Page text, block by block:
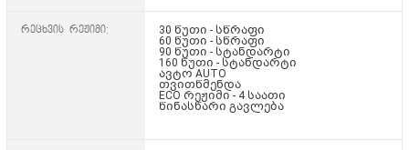
რეცხვის რეჟიმი:
30 წუთი - სწრაფი
60 წუთი - სწრაფი
90 წუთი - სტანდარტი
160 წუთი - სტანდარტი
ავტო AUTO
თვითწმენდა
ECO რეჟიმი - 4 საათი
წინასწარი გავლება